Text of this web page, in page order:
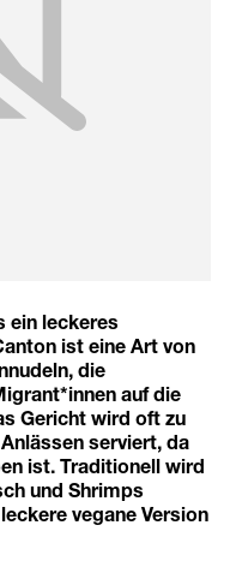
ein leckeres
ist eine Art von
die
auf die
Gericht wird oft zu
serviert, da
ist. Traditionell wird
und Shrimps
vegane Version